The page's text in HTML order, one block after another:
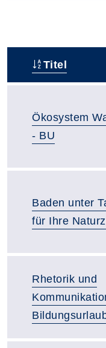
Titel
Ökosystem
- BU
Baden unter
für Ihre
Rhetorik und